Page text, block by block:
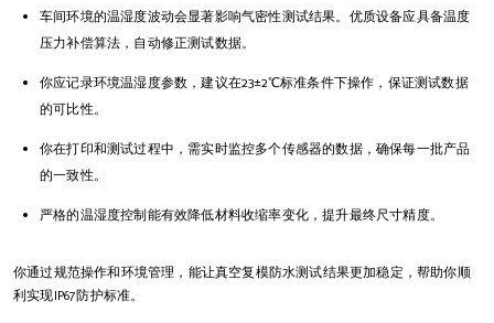
车间环境的温湿度波动会显著影响气密性测试结果。优质设备应具备温度
压力补偿算法，自动修正测试数据。
你应记录环境温湿度参数，建议在23±2℃标准条件下操作，保证测试数据
的可比性。
你在打印和测试过程中，需实时监控多个传感器的数据，确保每一批产品
的一致性。
严格的温湿度控制能有效降低材料收缩率变化，提升最终尺寸精度。
你通过规范操作和环境管理，能让真空复模防水测试结果更加稳定，帮助你顺
利实现IP67防护标准。